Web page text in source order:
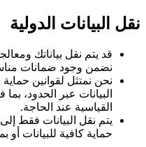
نقل البيانات الدولية
قد يتم نقل بياناتك
نضمن وجود ضمانات
نحن نمتثل لقوانين حماية
البيانات عبر الحدود، بما
القياسية عند الحاجة.
يتم نقل البيانات فقط
حماية كافية للبيانات